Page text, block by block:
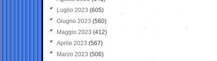
Luglio 2023 (605)
Giugno 2023 (560)
Maggio 2023 (412)
Aprile 2023 (567)
Marzo 2023 (506)